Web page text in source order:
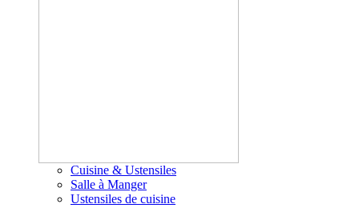
Cuisine & Ustensiles
Salle à Manger
Ustensiles de cuisine